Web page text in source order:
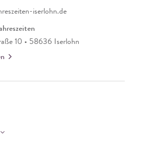
iserlohn.de
10 • 58636 Iserlohn